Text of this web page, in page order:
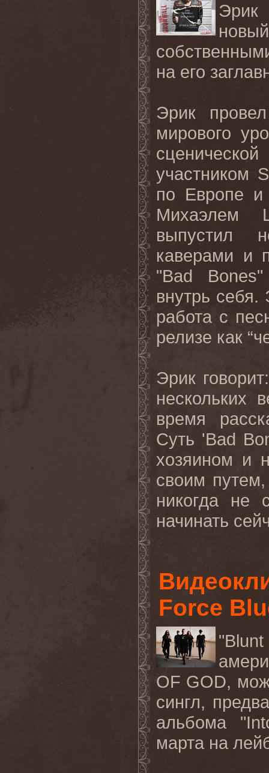
Эрик
на его
Эрик
мирового
участником
по Европе и
Михаэлем
выпустил
каверами и
"Bad Bones"
внутрь себя.
работа с
релизе как
Эрик
нескольких
время
Суть 'Bad
хозяином и
своим
никогда не
начинать
Force
OF GOD,
сингл,
альбома "
марта на